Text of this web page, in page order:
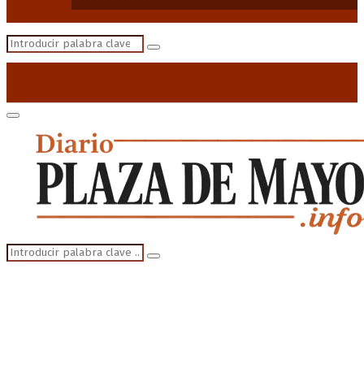
Search
Search
Primary
Menu
Search
for:
Search